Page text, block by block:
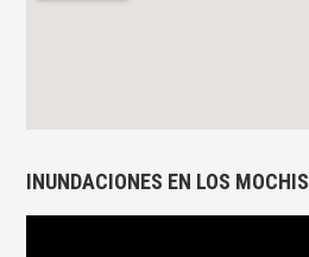
INUNDACIONES EN LOS MOCHIS